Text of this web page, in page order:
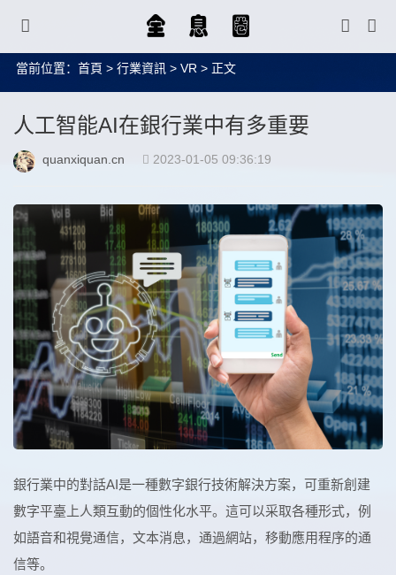
當前位置： 首頁 > 行業資訊 > VR > 正文
人工智能AI在銀行業中有多重要
quanxiquan.cn 2023-01-05 09:36:19
銀行業中的對話AI是一種數字銀行技術解決方案，可重新創建
數字平臺上人類互動的個性化水平。這可以采取各種形式，例
如語音和視覺通信，文本消息，通過網站，移動應用程序的通
信等。